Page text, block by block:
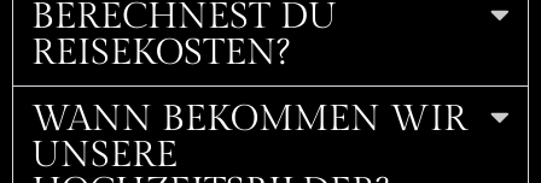
BERECHNEST DU
REISEKOSTEN?
WANN BEKOMMEN WIR
UNSERE